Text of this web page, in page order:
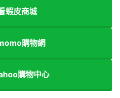
蝦皮商城
購物網
購物中心